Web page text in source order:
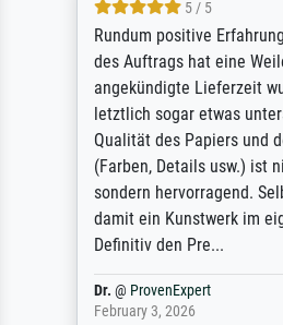
5 / 5
Rundum positive
des Auftrags hat eine
angekündigte Lieferzeit
letztlich sogar etwas
Qualität des Papiers und
(Farben, Details usw.) ist
sondern hervorragend.
damit ein Kunstwerk im
Definitiv den Pre...
Dr.@ ProvenExpert
February 3, 2026